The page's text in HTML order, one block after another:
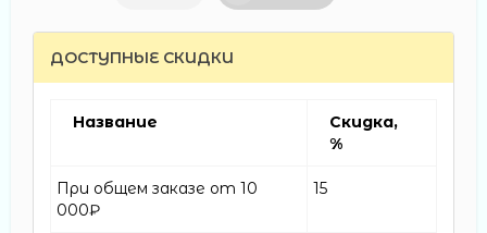
ДОСТУПНЫЕ СКИДКИ
Название
Скидка,
%
При общем заказе от 10
000₽
15